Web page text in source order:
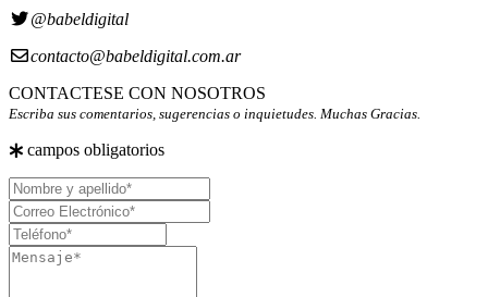
@babeldigital
contacto@babeldigital.com.ar
CONTACTESE CON NOSOTROS
Escriba sus comentarios, sugerencias o inquietudes. Muchas Gracias.
campos obligatorios
Nombre
y
apellido
Correo
Electrónico
Teléfono
Mensaje